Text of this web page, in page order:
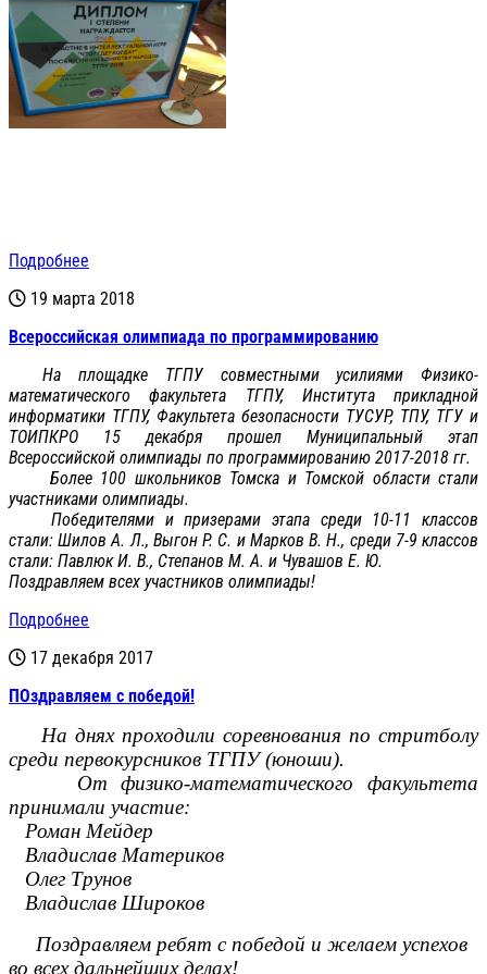
Подробнее
19 марта 2018
Всероссийская олимпиада по программированию
На площадке ТГПУ совместными усилиями Физико-
математического факультета ТГПУ, Института прикладной
информатики ТГПУ, Факультета безопасности ТУСУР, ТПУ, ТГУ и
ТОИПКРО 15 декабря прошел Муниципальный этап
Всероссийской олимпиады по программированию 2017-2018 гг.
Более 100 школьников Томска и Томской области стали
участниками олимпиады.
Победителями и призерами этапа среди 10-11 классов
стали: Шилов А. Л., Выгон Р. С. и Марков В. Н., среди 7-9 классов
стали: Павлюк И. В., Степанов М. А. и Чувашов Е. Ю.
Поздравляем всех участников олимпиады!
Подробнее
17 декабря 2017
ПОздравляем с победой!
На днях проходили соревнования по стритболу
среди первокурсников ТГПУ (юноши).
От физико-математического факультета
принимали участие:
Роман Мейдер
Владислав Материков
Олег Трунов
Владислав Широков
Поздравляем ребят с победой и желаем успехов
во всех дальнейших делах!